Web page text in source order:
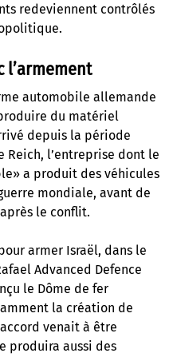
redeviennent contrôlés
l’armement
automobile allemande
du matériel
depuis la période
Reich, l’entreprise dont le
a produit des véhicules
mondiale, avant de
le conflit.
armer Israël, dans le
Advanced Defence
le Dôme de fer
la création de
venait à être
produira aussi des